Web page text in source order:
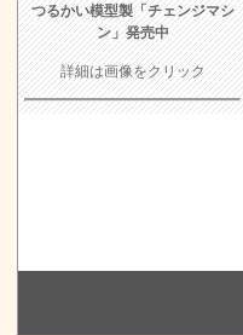
つるかい模型製「チェンジマシ
ン」発売中
詳細は画像をクリック